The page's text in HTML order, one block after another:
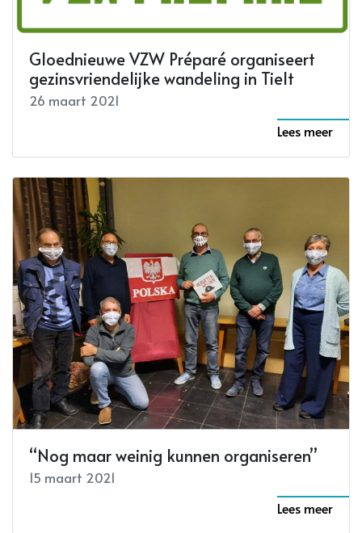
Gloednieuwe VZW Préparé organiseert
gezinsvriendelijke wandeling in Tielt
26 maart 2021
Lees meer
“Nog maar weinig kunnen organiseren”
15 maart 2021
Lees meer